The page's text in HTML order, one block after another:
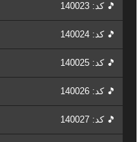
🎵 کد: 140023
🎵 کد: 140024
🎵 کد: 140025
🎵 کد: 140026
🎵 کد: 140027